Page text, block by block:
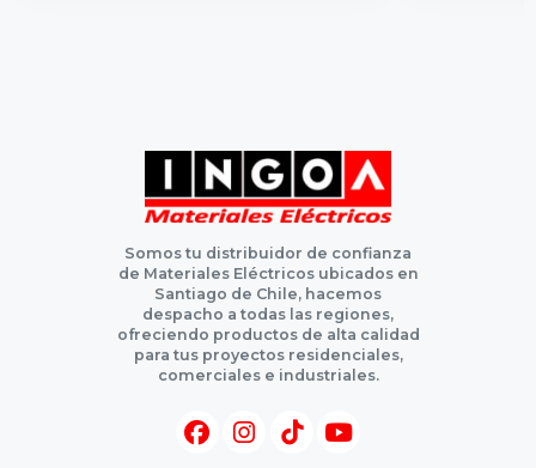
Somos tu distribuidor de confianza
de Materiales Eléctricos ubicados en
Santiago de Chile, hacemos
despacho a todas las regiones,
ofreciendo productos de alta calidad
para tus proyectos residenciales,
comerciales e industriales.